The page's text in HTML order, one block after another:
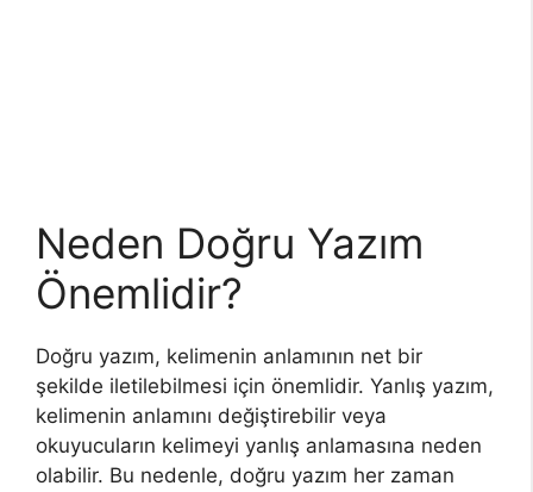
Neden Doğru Yazım
Önemlidir?
Doğru yazım, kelimenin anlamının net bir
şekilde iletilebilmesi için önemlidir. Yanlış yazım,
kelimenin anlamını değiştirebilir veya
okuyucuların kelimeyi yanlış anlamasına neden
olabilir. Bu nedenle, doğru yazım her zaman